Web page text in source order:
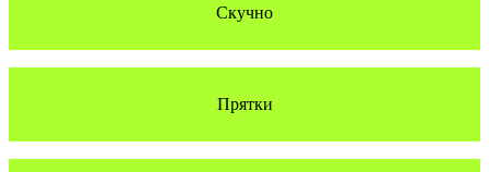
Скучно
Прятки